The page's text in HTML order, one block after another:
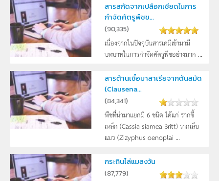
สารสกัดจากเปลือกเชียดในการ
กำจัดศัตรูพืชข...
(90,335)
เนื่องจากในปัจจุบันสารเคมีเข้ามามี
บทบาทในการกำจัดศัตรูพืชอย่างมาก ...
สารต้านเชื้อมาลาเรียจากต้นสมัด
(Clausena...
(84,341)
พืชที่นำมาแยกมี 6 ชนิด ได้แก่ รากขี้
เหล็ก (Cassia siamea Britt) รากเล็บ
แมว (Zizyphus oenoplai ...
กระถินไล่แมลงวัน
(87,779)